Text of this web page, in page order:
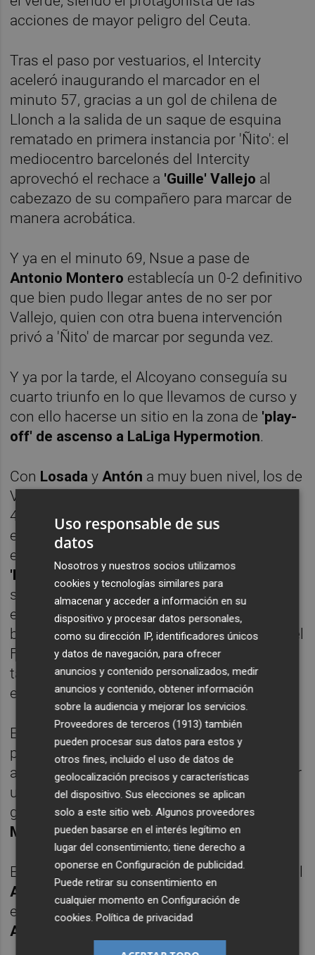
acciones de mayor peligro del Ceuta.
Tras el paso por vestuarios, el Intercity
aceleró inaugurando el marcador en el
minuto 57, gracias a un gol de chilena de
Llonch a la salida de un saque de esquina
rematado en primera instancia por 'Ñito': el
mediocentro barcelonés del Intercity
aprovechó el rechace a 'Guille' Vallejo al
cabezazo de su compañero para marcar de
manera acrobática.
Y ya en el minuto 69, Nsue a pase de
Antonio Montero establecía un 0-2 definitivo
que bien pudo llegar antes de no ser por
Vallejo, quien con otra buena intervención
privó a 'Ñito' de marcar por segunda vez.
Y ya por la tarde, el Alcoyano conseguía su
cuarto triunfo en lo que llevamos de curso y
con ello hacerse un sitio en la zona de 'play-
off' de ascenso a LaLiga Hypermotion.
Con LosadayAntón a muy buen nivel, los de
Vicente Parras se adelantaban en el minuto
40 por mediación de
'Ferni'
extremo talaverano llegaba al aprovechar
este una asistencia involuntaria del local
'Barbu', instantes después de haber
sustituido aCristian Herrerapor lesión y en
el marco de una primera mitad en la que los
blanquiazules tuvieron más ocasiones que el
Fuenlabrada, pero el metaManu García
también tuvo que emplearse a fondo para
evitar el gol local.
En el segundo acto el Alcoyano apostó más
por protegerse y defender su botín que por
aumentarlo, pero lo anterior le dio para hacer
un segundo tanto y asegurar los tres puntos
gracias a un gol en propia puerta de
Moyano.
El próximo domingo, el Intercity recibirá en el
Antonio Solanaal Ibizadesde las 12 horas y
el Alcoyano en elGestaser-El Collao
Antequera
Uso responsable de sus
datos
Nosotros y nuestros socios utilizamos
cookies y tecnologías similares para
almacenar y acceder a información en su
dispositivo y procesar datos personales,
como su dirección IP, identificadores únicos
y datos de navegación, para ofrecer
anuncios y contenido personalizados, medir
anuncios y contenido, obtener información
sobre la audiencia y mejorar los servicios.
Proveedores de terceros (1913) también
pueden procesar sus datos para estos y
otros fines, incluido el uso de datos de
geolocalización precisos y características
del dispositivo. Sus elecciones se aplican
solo a este sitio web. Algunos proveedores
pueden basarse en el interés legítimo en
lugar del consentimiento; tiene derecho a
oponerse enConfiguración de publicidad
Puede retirar su consentimiento en
cualquier momento enConfiguración de
cookies .Política de privacidad